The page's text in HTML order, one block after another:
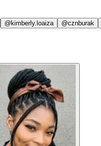
@kimberly.loaiza @cznburak